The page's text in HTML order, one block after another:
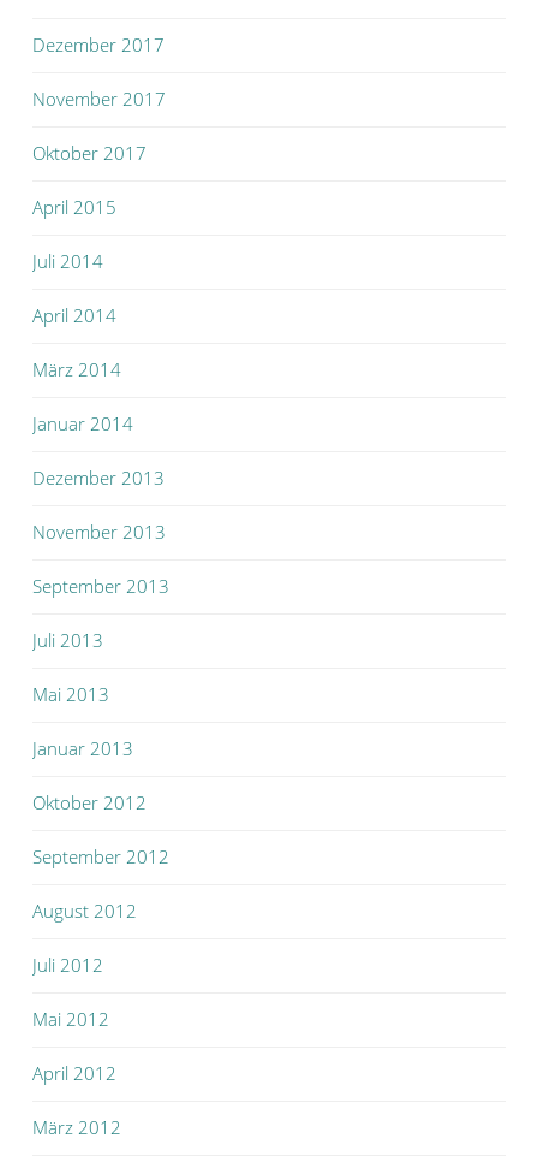
Dezember 2017
November 2017
Oktober 2017
April 2015
Juli 2014
April 2014
März 2014
Januar 2014
Dezember 2013
November 2013
September 2013
Juli 2013
Mai 2013
Januar 2013
Oktober 2012
September 2012
August 2012
Juli 2012
Mai 2012
April 2012
März 2012